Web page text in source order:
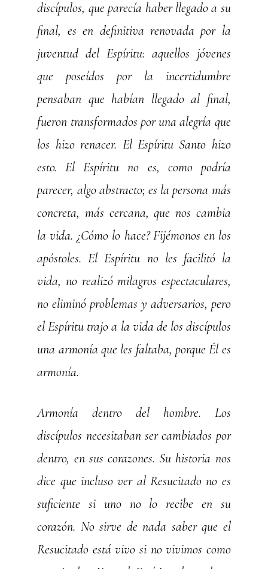
discípulos, que parecía haber llegado a su
final, es en definitiva renovada por la
juventud del Espíritu: aquellos jóvenes
que poseídos por la incertidumbre
pensaban que habían llegado al final,
fueron transformados por una alegría que
los hizo renacer. El Espíritu Santo hizo
esto. El Espíritu no es, como podría
parecer, algo abstracto; es la persona más
concreta, más cercana, que nos cambia
la vida. ¿Cómo lo hace? Fijémonos en los
apóstoles. El Espíritu no les facilitó la
vida, no realizó milagros espectaculares,
no eliminó problemas y adversarios, pero
el Espíritu trajo a la vida de los discípulos
una armonía que les faltaba, porque Él es
armonía.
Armonía dentro del hombre. Los
discípulos necesitaban ser cambiados por
dentro, en sus corazones. Su historia nos
dice que incluso ver al Resucitado no es
suficiente si uno no lo recibe en su
corazón. No sirve de nada saber que el
Resucitado está vivo si no vivimos como